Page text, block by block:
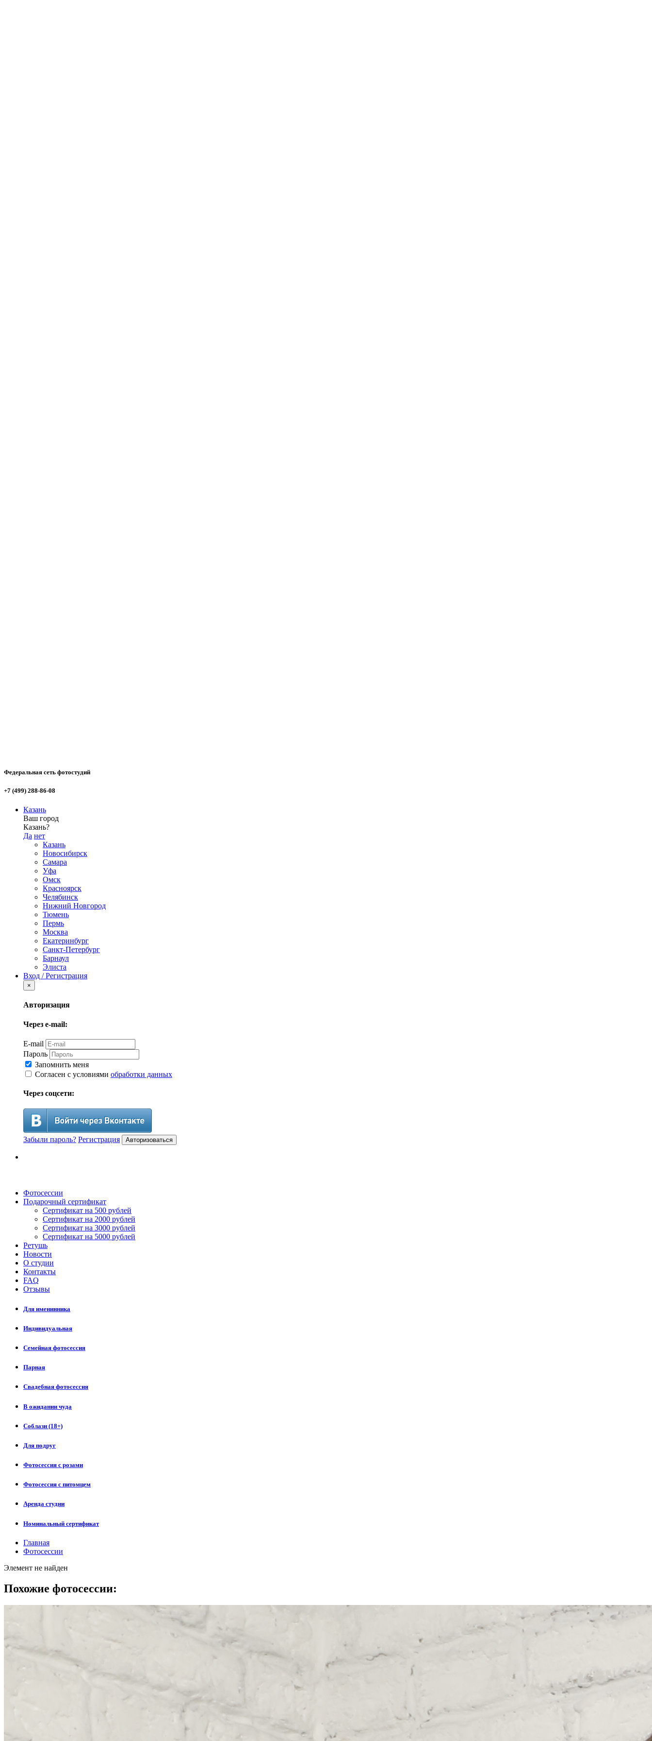
Федеральная сеть фотостудий
+7 (499) 288-86-08
Казань
Ваш город
Казань?
Да нет
Казань
Новосибирск
Самара
Уфа
Омск
Красноярск
Челябинск
Нижний Новгород
Тюмень
Пермь
Москва
Екатеринбург
Санкт-Петербург
Барнаул
Элиста
Вход / Регистрация
×
Авторизация
Через e-mail:
E-mail
Пароль
Запомнить меня
Согласен с условиями обработки данных
Через соцсети:
Забыли пароль? Регистрация Авторизоваться
Фотосессии
Подарочный сертификат
Сертификат на 500 рублей
Сертификат на 2000 рублей
Сертификат на 3000 рублей
Сертификат на 5000 рублей
Ретушь
Новости
О студии
Контакты
FAQ
Отзывы
Для именинника
Индивидуальная
Семейная фотосессия
Парная
Свадебная фотосессия
В ожидании чуда
Соблазн (18+)
Для подруг
Фотосессия с розами
Фотосессия с питомцем
Аренда студии
Номинальный сертификат
Главная
Фотосессии
Элемент не найден
Похожие фотосессии: